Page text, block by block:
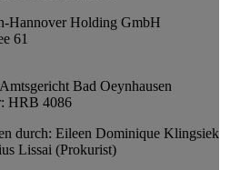
Hannover Holding GmbH
61
Bad Oeynhausen
HRB 4086
durch: Eileen Dominique Klingsiek
Lissai (Prokurist)